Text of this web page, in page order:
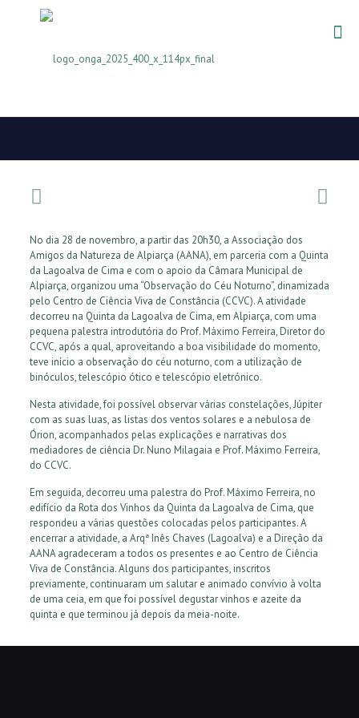
No dia 28 de novembro, a partir das 20h30, a Associação dos
Amigos da Natureza de Alpiarça (AANA), em parceria com a Quinta
da Lagoalva de Cima e com o apoio da Câmara Municipal de
Alpiarça, organizou uma “Observação do Céu Noturno”, dinamizada
pelo Centro de Ciência Viva de Constância (CCVC). A atividade
decorreu na Quinta da Lagoalva de Cima, em Alpiarça, com uma
pequena palestra introdutória do Prof. Máximo Ferreira, Diretor do
CCVC, após a qual, aproveitando a boa visibilidade do momento,
teve início a observação do céu noturno, com a utilização de
binóculos, telescópio ótico e telescópio eletrónico.
Nesta atividade, foi possível observar várias constelações, Júpiter
com as suas luas, as listas dos ventos solares e a nebulosa de
Órion, acompanhados pelas explicações e narrativas dos
mediadores de ciência Dr. Nuno Milagaia e Prof. Máximo Ferreira,
do CCVC.
Em seguida, decorreu uma palestra do Prof. Máximo Ferreira, no
edifício da Rota dos Vinhos da Quinta da Lagoalva de Cima, que
respondeu a várias questões colocadas pelos participantes. A
encerrar a atividade, a Arqª Inês Chaves (Lagoalva) e a Direção da
AANA agradeceram a todos os presentes e ao Centro de Ciência
Viva de Constância. Alguns dos participantes, inscritos
previamente, continuaram um salutar e animado convívio à volta
de uma ceia, em que foi possível degustar vinhos e azeite da
quinta e que terminou já depois da meia-noite.